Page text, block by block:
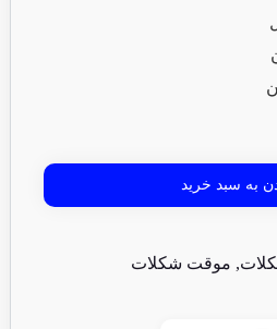
به سبد خرید
, موقت شکلات